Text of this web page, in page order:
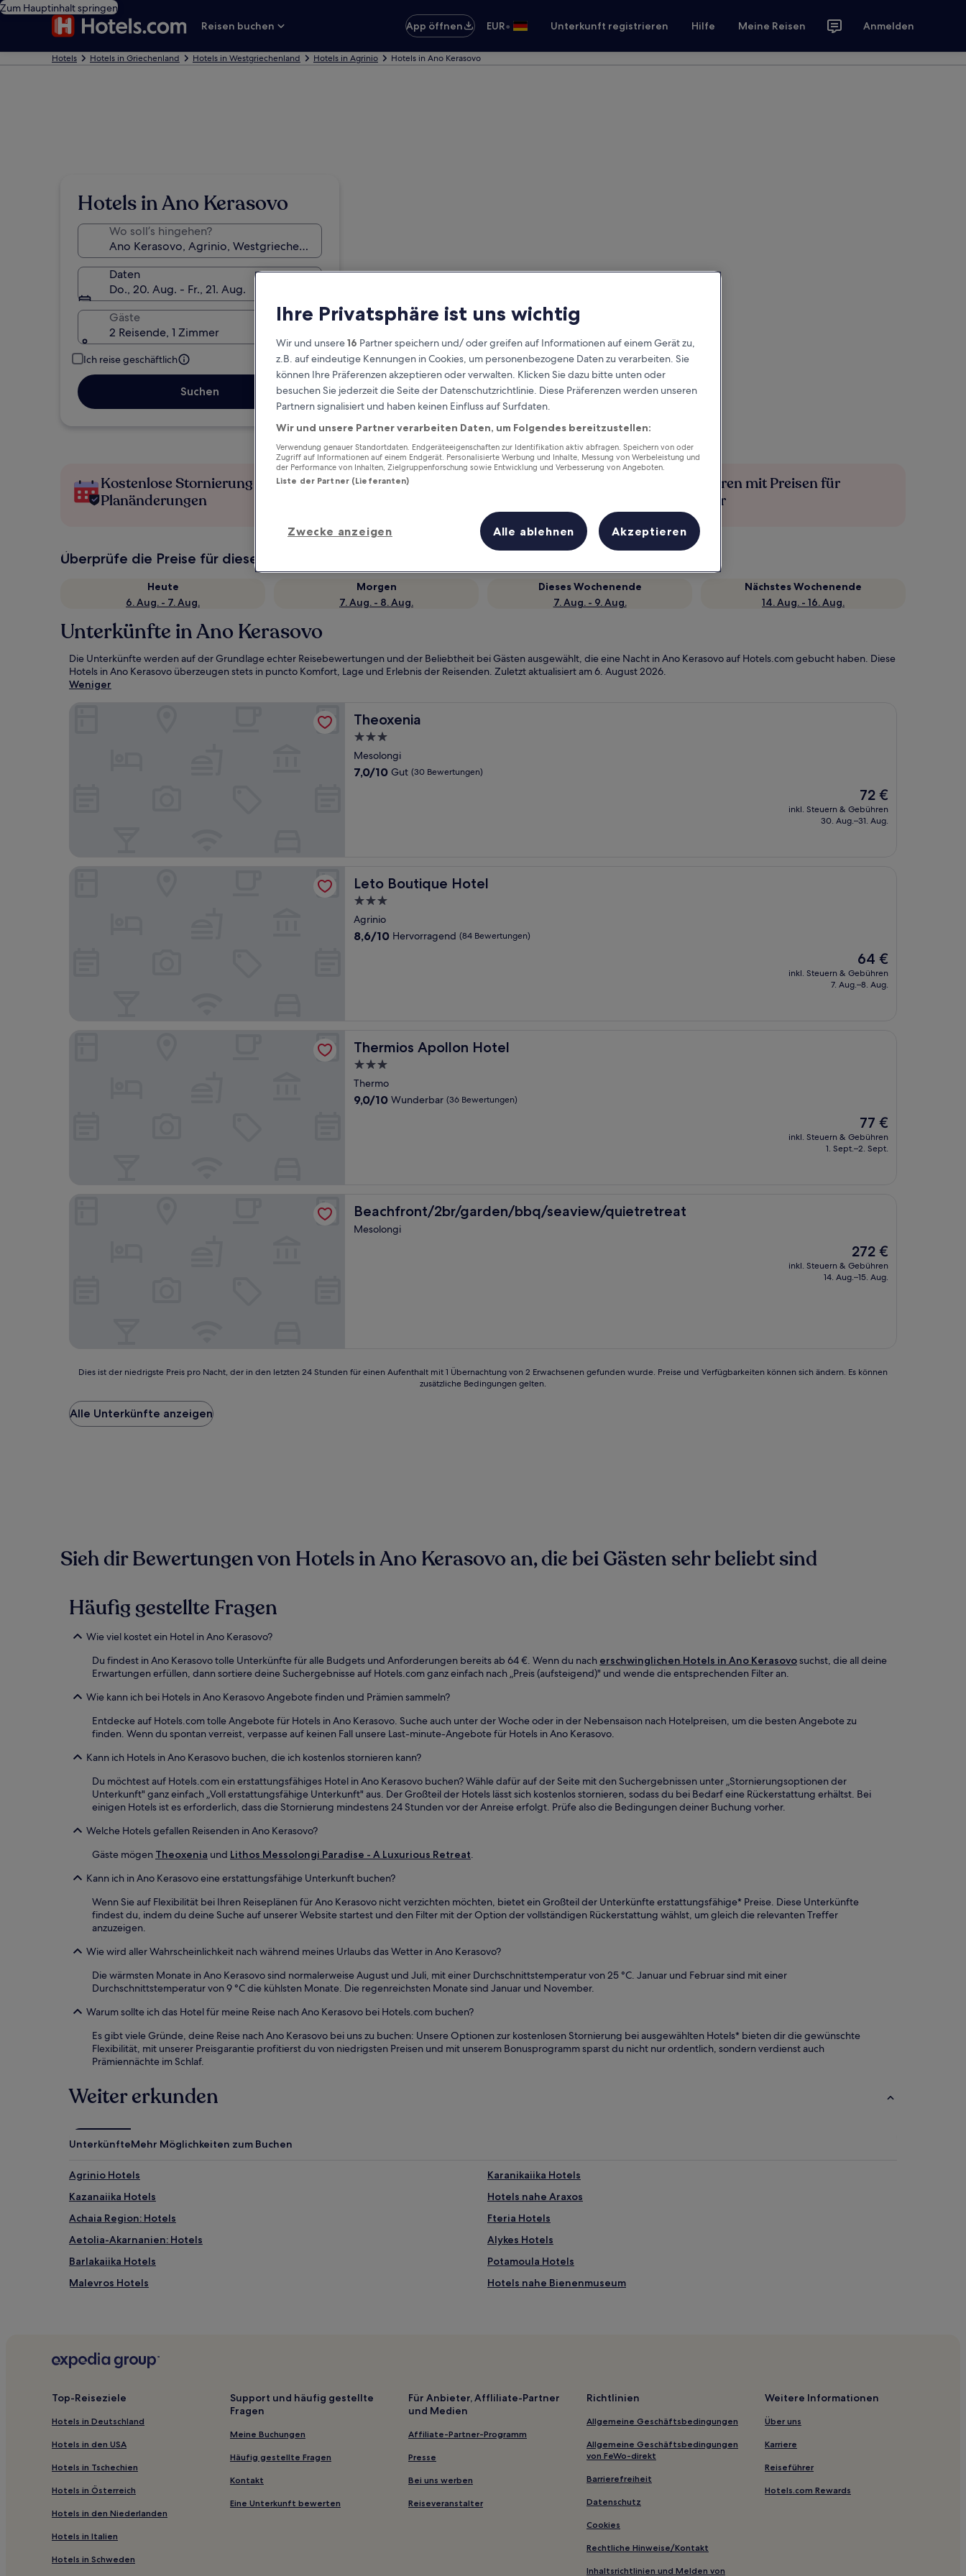
Zum Hauptinhalt springen
Reisen buchen
App öffnen EUR• Unterkunft registrieren Hilfe Meine Reisen Anmelden
Hotels Hotels in Griechenland Hotels in Westgriechenland Hotels in Agrinio Hotels in Ano Kerasovo
Hotels in Ano Kerasovo
Wo soll’s hingehen?
Daten
Do., 20. Aug. - Fr., 21. Aug.
Gäste
2 Reisende, 1 Zimmer
Ich reise geschäftlich
Suchen
Kostenlose Stornierung bei
Planänderungen
Verdiene Prämien für jede
Mehr sparen mit Preisen für
Mitglieder
Überprüfe die Preise für diese Daten
Heute
6. Aug. - 7. Aug.
Morgen
7. Aug. - 8. Aug.
Dieses Wochenende
7. Aug. - 9. Aug.
Nächstes Wochenende
14. Aug. - 16. Aug.
Unterkünfte in Ano Kerasovo
Die Unterkünfte werden auf der Grundlage echter Reisebewertungen und der Beliebtheit bei Gästen ausgewählt, die eine Nacht in Ano Kerasovo auf Hotels.com gebucht haben. Diese
Hotels in Ano Kerasovo überzeugen stets in puncto Komfort, Lage und Erlebnis der Reisenden. Zuletzt aktualisiert am6. August 2026.
Weniger
Theoxenia
Theoxenia
3.0-
Sterne-
Unterkunft
Mesolongi
7.0
7,0/10 Gut (30 Bewertungen)
Der
Preis
beträgt
72 €
inkl. Steuern & Gebühren
30. Aug.–31. Aug.
Leto Boutique Hotel
Leto Boutique Hotel
3.0-
Sterne-
Unterkunft
Agrinio
8.6
8,6/10 Hervorragend (84 Bewertungen)
Der
Preis
beträgt
64 €
inkl. Steuern & Gebühren
7. Aug.–8. Aug.
Thermios Apollon Hotel
Thermios Apollon Hotel
3.0-
Sterne-
Unterkunft
Thermo
9.0
9,0/10 Wunderbar (36 Bewertungen)
Der
Preis
beträgt
77 €
inkl. Steuern & Gebühren
1. Sept.–2. Sept.
Beachfront/2br/garden/bbq/seaview/quietretreat
Beachfront/2br/garden/bbq/seaview/quietretreat
Mesolongi
Der
Preis
beträgt
272 €
inkl. Steuern & Gebühren
14. Aug.–15. Aug.
Beachfront/2br/garden/bbq/seaview/quietretreat
Dies
der
niedrigste
Preis
Aufenthalt
mit
2 Erwachsenen
gefunden
wurde.
Preise
Verfügbarkeiten
sich
können
Bedingungen
Dies ist der niedrigste Preis pro Nacht, der in den letzten 24 Stunden für einen Aufenthalt mit 1 Übernachtung von 2 Erwachsenen gefunden wurde. Preise und Verfügbarkeiten können sich ändern. Es können
zusätzliche Bedingungen gelten.
Alle Unterkünfte anzeigen
Sieh dir Bewertungen von Hotels in Ano Kerasovo an, die bei Gästen sehr beliebt sind
Häufig gestellte Fragen
Wie viel kostet ein Hotel in Ano Kerasovo?
Du findest in Ano Kerasovo tolle Unterkünfte für alle Budgets und Anforderungen bereits ab 64 €. Wenn du nach erschwinglichen Hotels in Ano Kerasovosuchst, die all deine
Erwartungen erfüllen, dann sortiere deine Suchergebnisse auf Hotels.com ganz einfach nach „Preis (aufsteigend)" und wende die entsprechenden Filter an.
Wie kann ich bei Hotels in Ano Kerasovo Angebote finden und Prämien sammeln?
Entdecke auf Hotels.com tolle Angebote für Hotels in Ano Kerasovo. Suche auch unter der Woche oder in der Nebensaison nach Hotelpreisen, um die besten Angebote zu
finden. Wenn du spontan verreist, verpasse auf keinen Fall unsere Last-minute-Angebote für Hotels in Ano Kerasovo.
Kann ich Hotels in Ano Kerasovo buchen, die ich kostenlos stornieren kann?
Du möchtest auf Hotels.com ein erstattungsfähiges Hotel in Ano Kerasovo buchen? Wähle dafür auf der Seite mit den Suchergebnissen unter „Stornierungsoptionen der
Unterkunft" ganz einfach „Voll erstattungsfähige Unterkunft" aus. Der Großteil der Hotels lässt sich kostenlos stornieren, sodass du bei Bedarf eine Rückerstattung erhältst. Bei
einigen Hotels ist es erforderlich, dass die Stornierung mindestens 24 Stunden vor der Anreise erfolgt. Prüfe also die Bedingungen deiner Buchung vorher.
Welche Hotels gefallen Reisenden in Ano Kerasovo?
Gäste mögen Theoxenia und Lithos Messolongi Paradise - A Luxurious Retreat.
Kann ich in Ano Kerasovo eine erstattungsfähige Unterkunft buchen?
Wenn Sie auf Flexibilität bei Ihren Reiseplänen für Ano Kerasovo nicht verzichten möchten, bietet ein Großteil der Unterkünfte erstattungsfähige* Preise. Diese Unterkünfte
findest du, indem du deine Suche auf unserer Website startest und den Filter mit der Option der vollständigen Rückerstattung wählst, um gleich die relevanten Treffer
anzuzeigen.
Wie wird aller Wahrscheinlichkeit nach während meines Urlaubs das Wetter in Ano Kerasovo?
Die wärmsten Monate in Ano Kerasovo sind normalerweise August und Juli, mit einer Durchschnittstemperatur von 25 °C. Januar und Februar sind mit einer
Durchschnittstemperatur von 9 °C die kühlsten Monate. Die regenreichsten Monate sind Januar und November.
Warum sollte ich das Hotel für meine Reise nach Ano Kerasovo bei Hotels.com buchen?
Es gibt viele Gründe, deine Reise nach Ano Kerasovo bei uns zu buchen: Unsere Optionen zur kostenlosen Stornierung bei ausgewählten Hotels* bieten dir die gewünschte
Flexibilität, mit unserer Preisgarantie profitierst du von niedrigsten Preisen und mit unserem Bonusprogramm sparst du nicht nur ordentlich, sondern verdienst auch
Prämiennächte im Schlaf.
Weiter erkunden
UnterkünfteMehr Möglichkeiten zum Buchen
Agrinio Hotels
Karanikaiika Hotels
Kazanaiika Hotels
Hotels nahe Araxos
Achaia Region: Hotels
Fteria Hotels
Aetolia-Akarnanien: Hotels
Alykes Hotels
Barlakaiika Hotels
Potamoula Hotels
Malevros Hotels
Hotels nahe Bienenmuseum
Dafnias Hotels
Kelanitis Hotels
Ferienwohnungen in Patras
Hotels mit Parkplatz nahe Patras Industrial Zone
Familien in Patras
Familien in Nafpaktos
Haustierfreundliche in Nafpaktos
Familien in Westgriechenland
Top-Reiseziele
Hotels in Deutschland
Hotels in den USA
Hotels in Tschechien
Hotels in Österreich
Hotels in den Niederlanden
Hotels in Italien
Hotels in Schweden
Support und häufig gestellte
Fragen
Meine Buchungen
Häufig gestellte Fragen
Kontakt
Eine Unterkunft bewerten
Für Anbieter, Affliliate-Partner
und Medien
Affiliate-Partner-Programm
Presse
Bei uns werben
Reiseveranstalter
Richtlinien
Allgemeine Geschäftsbedingungen
Allgemeine Geschäftsbedingungen
von FeWo-direkt
Barrierefreiheit
Datenschutz
Cookies
Rechtliche Hinweise/Kontakt
Inhaltsrichtlinien und Melden von
Weitere Informationen
Über uns
Karriere
Reiseführer
Hotels.com Rewards
Ihre Privatsphäre ist uns wichtig
Wir und unsere16 Partner speichern und/ oder greifen auf Informationen auf einem Gerät zu,
z.B. auf eindeutige Kennungen in Cookies, um personenbezogene Daten zu verarbeiten. Sie
können Ihre Präferenzen akzeptieren oder verwalten. Klicken Sie dazu bitte unten oder
besuchen Sie jederzeit die Seite der Datenschutzrichtlinie. Diese Präferenzen werden unseren
Partnern signalisiert und haben keinen Einfluss auf Surfdaten.
Wir und unsere Partner verarbeiten Daten, um Folgendes bereitzustellen:
Verwendung genauer Standortdaten. Endgeräteeigenschaften zur Identifikation aktiv abfragen. Speichern von oder
Zugriff auf Informationen auf einem Endgerät. Personalisierte Werbung und Inhalte, Messung von Werbeleistung und
der Performance von Inhalten, Zielgruppenforschung sowie Entwicklung und Verbesserung von Angeboten.
Liste der Partner (Lieferanten)
Zwecke anzeigen Alle ablehnen Akzeptieren